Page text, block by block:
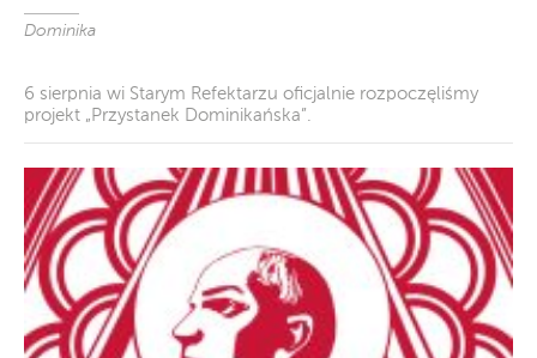
Dominika
6 sierpnia wi Starym Refektarzu oficjalnie rozpoczęliśmy
projekt „Przystanek Dominikańska”.